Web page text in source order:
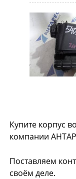
Купите корпус
компании
Поставляем
своём деле.